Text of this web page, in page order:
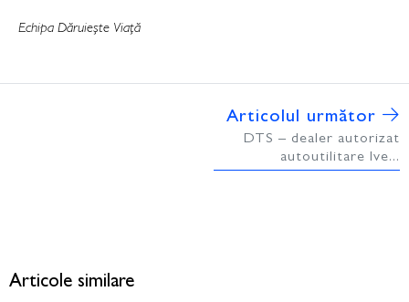
Echipa Dăruiește Viață
Articolul următor
DTS – dealer autorizat
autoutilitare Ive...
Articole similare